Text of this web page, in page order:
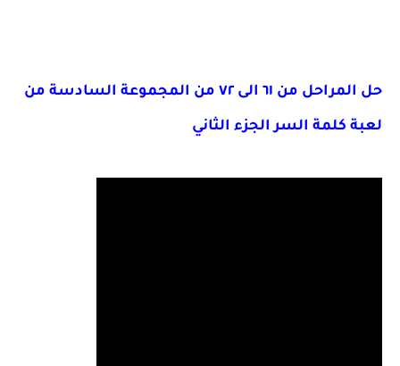
حل المراحل من ٦١ الى ٧٢ من المجموعة السادسة من
لعبة كلمة السر الجزء الثاني